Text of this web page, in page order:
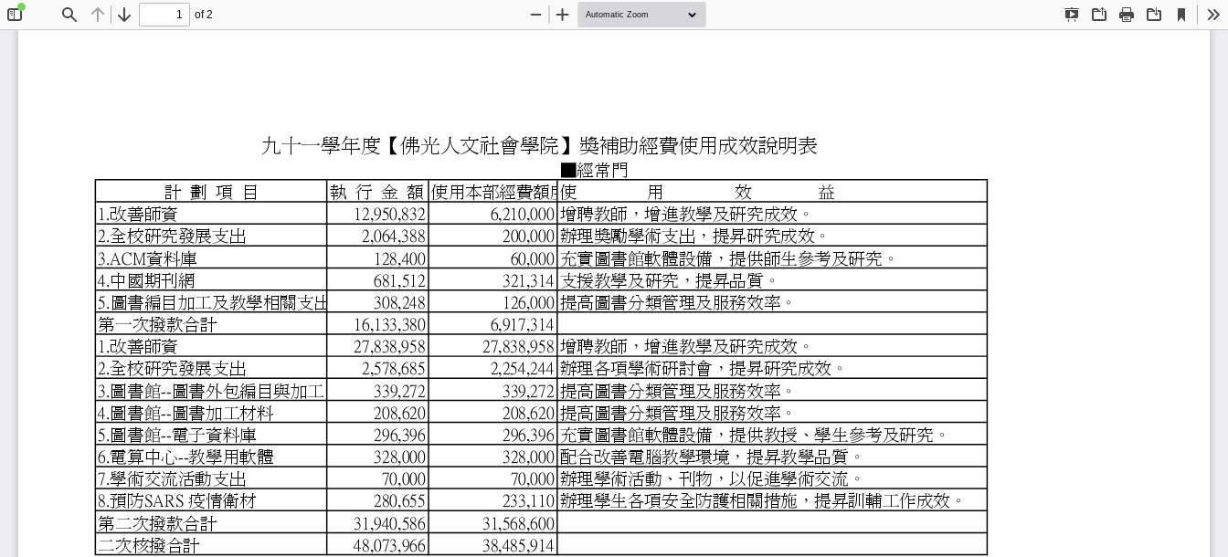
Find Previous
Next
of 2
Presentation
OpenPrint Download
Current
View
Zoom
Zoom
■經常門
計 劃 項 目
執 行 金 額 使用本部經費額度
使 用 效
益
1.改善師資
12,950,832
6,210,000 增聘教師，增進教學及研究成效。
2.全校研究發展支出
2,064,388
200,000 辦理獎勵學術支出，提昇研究成效。
3.ACM資料庫
128,400
60,000 充實圖書館軟體設備，提供師生參考及研究。
4.中國期刊網
681,512
321,314 支援教學及研究，提昇品質。
5.圖書編目加工及教學相關支出
308,248
126,000 提高圖書分類管理及服務效率。
第一次撥款合計
16,133,380
6,917,314
1.改善師資
27,838,958
27,838,958 增聘教師，增進教學及研究成效。
2.全校研究發展支出
2,578,685
2,254,244 辦理各項學術研討會，提昇研究成效。
3.圖書館--圖書外包編目與加工
339,272
339,272 提高圖書分類管理及服務效率。
4.圖書館--圖書加工材料208,620
208,620 提高圖書分類管理及服務效率。
5.圖書館--電子資料庫
296,396
296,396 充實圖書館軟體設備，提供教授、學生參考及研究。
6.電算中心--教學用軟體328,000
328,000 配合改善電腦教學環境，提昇教學品質。
7.學術交流活動支出
70,000
70,000 辦理學術活動、刊物，以促進學術交流。
8.預防SARS 疫情衛材
280,655
233,110 辦理學生各項安全防護相關措施，提昇訓輔工作成效
第二次撥款合計
31,940,586
31,568,600
二次核撥合計
48,073,966 38,485,914
九十一學年度【佛光人文社會學院】獎補助經費使用成效說明表